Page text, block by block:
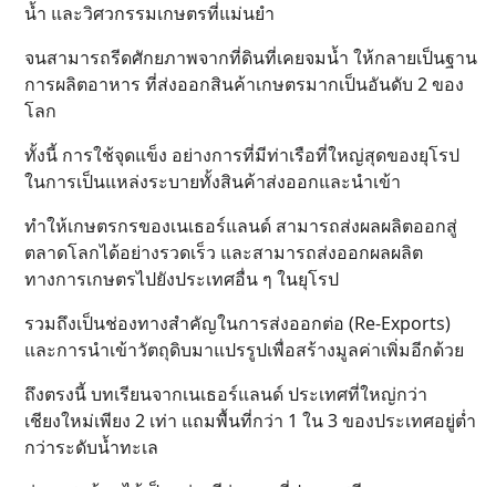
น้ำ และวิศวกรรมเกษตรที่แม่นยำ
จนสามารถรีดศักยภาพจากที่ดินที่เคยจมน้ำ ให้กลายเป็นฐาน
การผลิตอาหาร ที่ส่งออกสินค้าเกษตรมากเป็นอันดับ 2 ของ
โลก
ทั้งนี้ การใช้จุดแข็ง อย่างการที่มีท่าเรือที่ใหญ่สุดของยุโรป
ในการเป็นแหล่งระบายทั้งสินค้าส่งออกและนำเข้า
ทำให้เกษตรกรของเนเธอร์แลนด์ สามารถส่งผลผลิตออกสู่
ตลาดโลกได้อย่างรวดเร็ว และสามารถส่งออกผลผลิต
ทางการเกษตรไปยังประเทศอื่น ๆ ในยุโรป
รวมถึงเป็นช่องทางสำคัญในการส่งออกต่อ (Re-Exports)
และการนำเข้าวัตถุดิบมาแปรรูปเพื่อสร้างมูลค่าเพิ่มอีกด้วย
ถึงตรงนี้ บทเรียนจากเนเธอร์แลนด์ ประเทศที่ใหญ่กว่า
เชียงใหม่เพียง 2 เท่า แถมพื้นที่กว่า 1 ใน 3 ของประเทศอยู่ต่ำ
กว่าระดับน้ำทะเล